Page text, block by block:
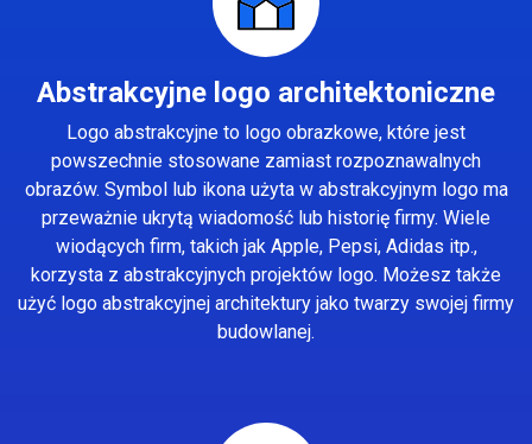
Abstrakcyjne logo architektoniczne
Logo abstrakcyjne to logo obrazkowe, które jest
powszechnie stosowane zamiast rozpoznawalnych
obrazów. Symbol lub ikona użyta w abstrakcyjnym logo ma
przeważnie ukrytą wiadomość lub historię firmy. Wiele
wiodących firm, takich jak Apple, Pepsi, Adidas itp.,
korzysta z abstrakcyjnych projektów logo. Możesz także
użyć logo abstrakcyjnej architektury jako twarzy swojej firmy
budowlanej.